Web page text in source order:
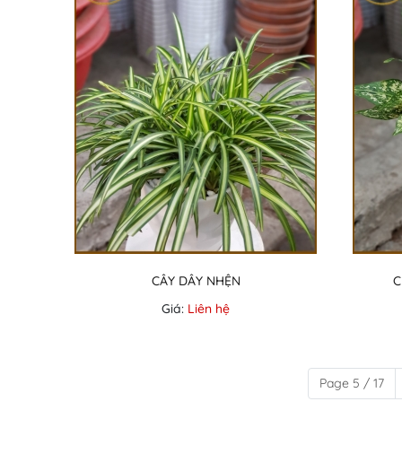
CÂY DÂY NHỆN
Giá: Liên hệ
Page 5 / 17